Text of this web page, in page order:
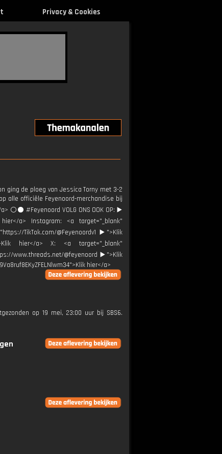
Privacy & Cookies
ging de ploeg van Jessica Torny met 3-2
alle officiële Feyenoord-merchandise bij
⚪️⚫ #Feyenoord VOLG ONS OOK OP: ▶️
a> Instagram: <a target="_blank"
TikTok.com/@Feyenoordv1 ▶️">Klik
hier</a> X: <a target="_blank"
www.threads.net/@feyenoord ▶️">Klik
hier</a>
op 19 mei, 23:00 uur bij SBS6.